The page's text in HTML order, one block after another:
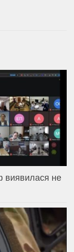
виявилася не